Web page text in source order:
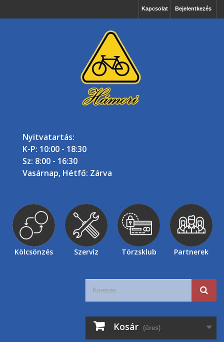
Bejelentkezés
Kapcsolat
Nyitvatartás:
K-P: 10:00 - 18:30
Sz: 8:00 - 16:30
Vasárnap, Hétfő: Zárva
Kölcsönzés Szervíz Törzsklub Partnerek
Kosár (üres)